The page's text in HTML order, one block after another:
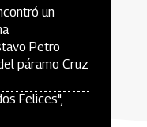
un
Petro
páramo Cruz
Felices",